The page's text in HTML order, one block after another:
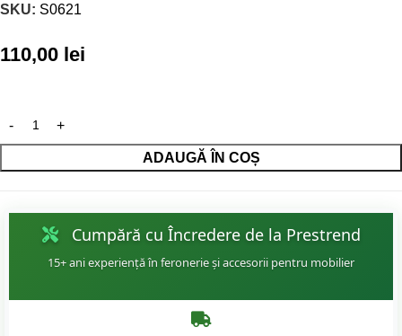
SKU: S0621
110,00 lei
ADAUGĂ ÎN COȘ
Cumpără cu Încredere de la Prestrend
15+ ani experiență în feronerie și accesorii pentru mobilier